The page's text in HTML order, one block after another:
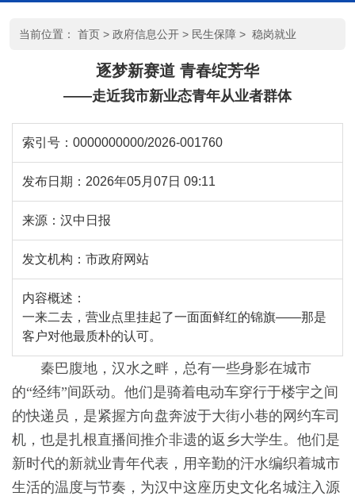
当前位置： 首页 > 政府信息公开 > 民生保障 > 稳岗就业
逐梦新赛道 青春绽芳华
——走近我市新业态青年从业者群体
索引号： 0000000000/2026-001760
发布日期： 2026年05月07日 09:11
来源： 汉中日报
发文机构： 市政府网站
内容概述：
一来二去，营业点里挂起了一面面鲜红的锦旗——那是
客户对他最质朴的认可。
秦巴腹地，汉水之畔，总有一些身影在城市
的“经纬”间跃动。他们是骑着电动车穿行于楼宇之间
的快递员，是紧握方向盘奔波于大街小巷的网约车司
机，也是扎根直播间推介非遗的返乡大学生。他们是
新时代的新就业青年代表，用辛勤的汗水编织着城市
生活的温度与节奏，为汉中这座历史文化名城注入源